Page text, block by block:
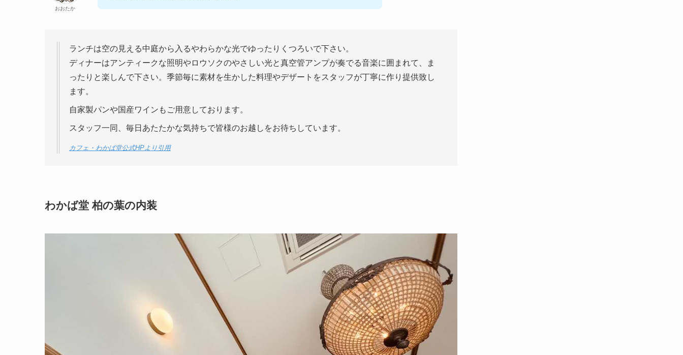
おおたか
ランチは空の見える中庭から入るやわらかな光でゆったりくつろいで下さい。
ディナーはアンティークな照明やロウソクのやさしい光と真空管アンプが奏でる音楽に囲まれて、ま
ったりと楽しんで下さい。季節毎に素材を生かした料理やデザートをスタッフが丁寧に作り提供致し
ます。
自家製パンや国産ワインもご用意しております。
スタッフ一同、毎日あたたかな気持ちで皆様のお越しをお待ちしています。
カフェ・わかば堂公式HPより引用
わかば堂 柏の葉の内装